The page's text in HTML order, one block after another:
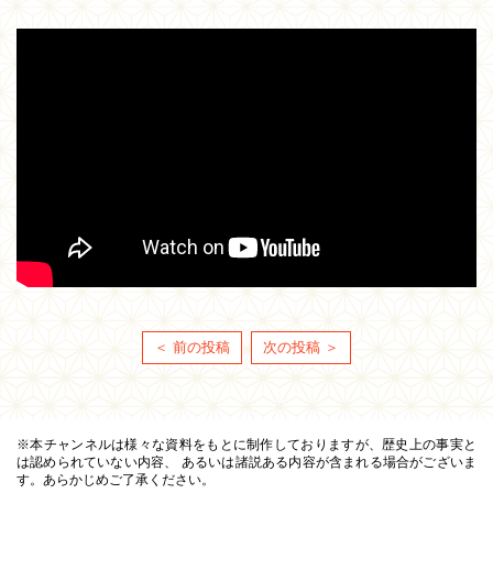
＜ 前の投稿 次の投稿 ＞
※本チャンネルは様々な資料をもとに制作しておりますが、歴史上の事実と
は認められていない内容、 あるいは諸説ある内容が含まれる場合がございま
す。あらかじめご了承ください。